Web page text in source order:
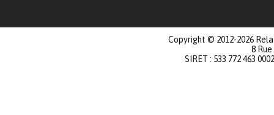
Copyright © 2012-2026
8
SIRET : 533 772 463